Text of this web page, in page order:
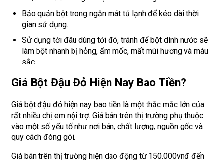
Bảo quản bột trong ngăn mát tủ lạnh để kéo dài thời
gian sử dụng.
Sử dụng tới đâu dùng tới đó, tránh để bột dính nước sẽ
làm bột nhanh bị hỏng, ẩm mốc, mất mùi hương và màu
sắc.
Giá Bột Đậu Đỏ Hiện Nay Bao Tiền?
Giá bột đậu đỏ hiện nay bao tiền là một thắc mắc lớn của
rất nhiều chị em nội trợ. Giá bán trên thị trường phụ thuộc
vào một số yếu tố như nơi bán, chất lượng, nguồn gốc và
quy cách đóng gói.
Giá bán trên thị trường hiện dao động từ 150.000vnđ đến